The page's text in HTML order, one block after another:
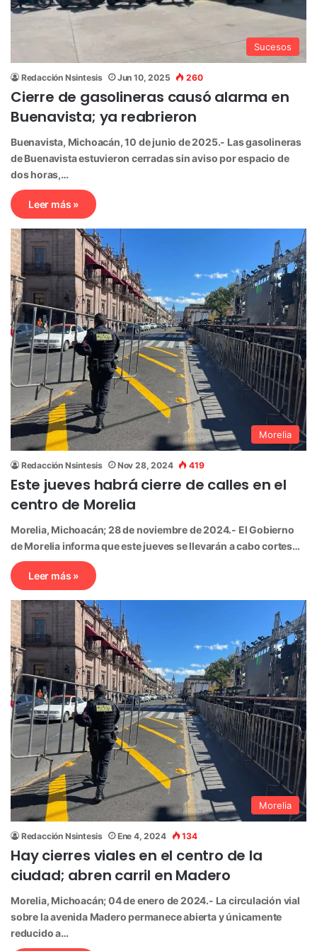
Sucesos
Redacción Nsintesis Jun 10, 2025 260
Cierre de gasolineras causó alarma en
Buenavista; ya reabrieron
Buenavista, Michoacán, 10 de junio de 2025.- Las gasolineras
de Buenavista estuvieron cerradas sin aviso por espacio de
dos horas,…
Leer más »
Morelia
Redacción Nsintesis Nov 28, 2024 419
Este jueves habrá cierre de calles en el
centro de Morelia
Morelia, Michoacán; 28 de noviembre de 2024.- El Gobierno
de Morelia informa que este jueves se llevarán a cabo cortes…
Leer más »
Morelia
Redacción Nsintesis Ene 4, 2024 134
Hay cierres viales en el centro de la
ciudad; abren carril en Madero
Morelia, Michoacán; 04 de enero de 2024.- La circulación vial
sobre la avenida Madero permanece abierta y únicamente
reducido a…